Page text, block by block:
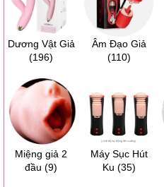
Dương Vật Giả
(196)
Âm Đạo Giả
(110)
Miệng giả 2
đầu (9)
Máy Sục Hút
Ku (35)